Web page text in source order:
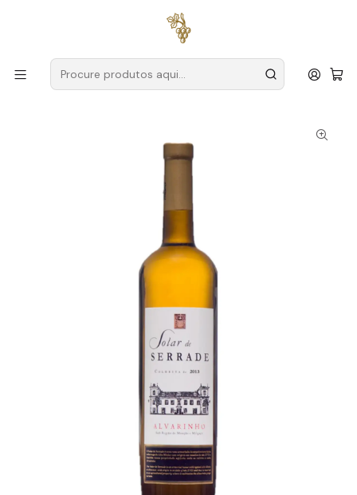
para encomendas a partir de
Produtores Vinho Verde
Solar de Serrade
Solar de Serrade Alvarinho 2024 Vinho Verde Branco 75cl